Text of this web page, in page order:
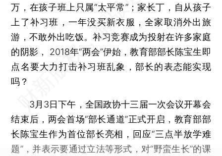
万，在孩子班上只属“太平常”；家长丁，自从孩子
上了补习班，一年没买新衣服，全家取消外出旅
游，不敢外出吃饭。补习竞赛成为投射在许多家庭
的阴影， 2018年“两会”伊始，教育部部长陈宝生即
点名要大力打击补习班乱象，部长的表态能实现
吗？
3月3日下午，全国政协十三届一次会议开幕会
结束后，两会首场“部长通道”正式开启，教育部部
长陈宝生作为首位部长亮相，回应“三点半放学难
题”，并表示要通过立法等形式，对“野蛮生长”的课